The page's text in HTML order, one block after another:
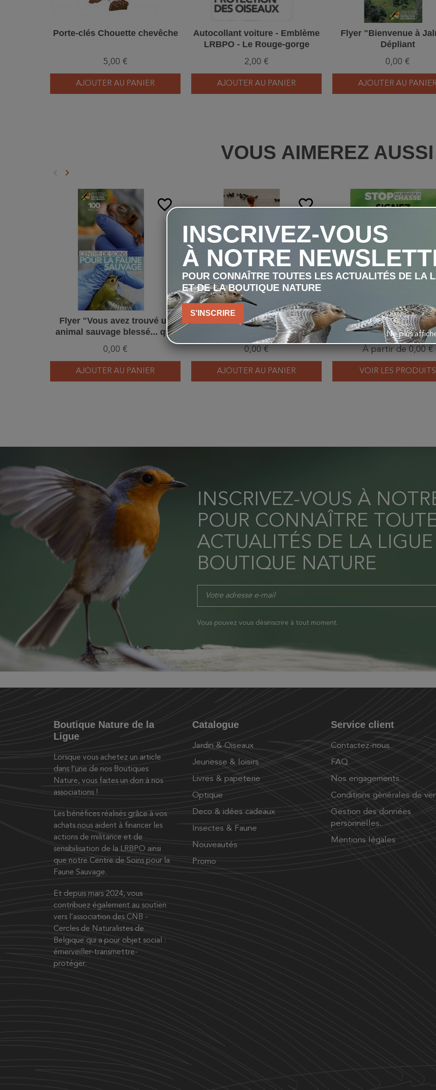
Porte-clés Chouette chevêche
5,00 €
AJOUTER AU PANIER
Autocollant voiture - Emblème
LRBPO - Le Rouge-gorge
(Fond blanc - vertical)
2,00 €
AJOUTER AU PANIER
Flyer "Bienvenue à
Dépliant
0,00 €
AJOUTER AU PANIER
VOUS AIMEREZ AUSSI
Précédent
keyboard_arrow_left Suivant
keyboard_arrow_right
favorite_border
Flyer "Vous avez trouvé un
animal sauvage blessé... que
0,00 €
AJOUTER AU PANIER
favorite_border
Flyer "Pourquoi ne faut-il pas
nourrir les pigeons et les
oiseaux des étangs ?" -
Dépliant
0,00 €
AJOUTER AU PANIER
Affiche - Stop Dérives
À partir de 0,00 €
VOIR LES PRODUITS
INSCRIVEZ-VOUS À
POUR CONNAÎTRE
ACTUALITÉS DE LA
BOUTIQUE NATURE
Vous pouvez vous désinscrire à tout moment.
Boutique Nature de la
Ligue
Lorsque vous achetez un article
dans l’une de nos Boutiques
Nature, vous faites un don à nos
associations !
Les bénéfices réalisés grâce à vos
achats nous aident à financer les
actions de militance et de
sensibilisation de la LRBPO ainsi
que notre Centre de Soins pour la
Faune Sauvage.
Et depuis mars 2024, vous
contribuez également au soutien
vers l’association des CNB -
Cercles de Naturalistes de
Belgique qui a pour objet social :
émerveiller-transmettre-
protéger.
Catalogue
Jardin & Oiseaux
Jeunesse & loisirs
Livres & papeterie
Optique
Deco & idées cadeaux
Insectes & Faune
Nouveautés
Promo
Service client
Contactez-nous
FAQ
Nos engagements
Conditions générales de
Gestion des données
personnelles.
Mentions légales
INSCRIVEZ-VOUS
À NOTRE
POUR CONNAÎTRE TOUTES LES ACTUALITÉS DE LA
ET DE LA BOUTIQUE NATURE
S'INSCRIRE
Ne plus